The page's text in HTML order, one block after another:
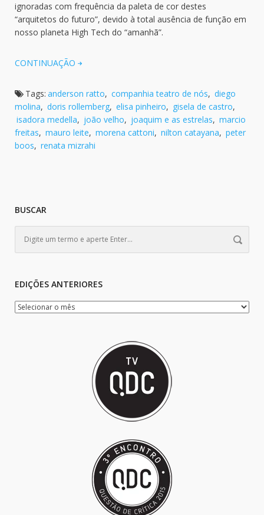
ignoradas com frequência da paleta de cor destes
“arquitetos do futuro”, devido à total ausência de função em
nosso planeta High Tech do “amanhã”.
CONTINUAÇÃO
Tags: anderson ratto, companhia teatro de nós, diego
molina, doris rollemberg, elisa pinheiro, gisela de castro,
isadora medella, joão velho, joaquim e as estrelas, marcio
freitas, mauro leite, morena cattoni, nilton catayana, peter
boos, renata mizrahi
BUSCAR
EDIÇÕES ANTERIORES